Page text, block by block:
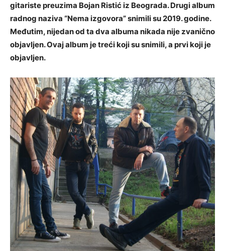
gitariste preuzima Bojan Ristić iz Beograda. Drugi album
radnog naziva “Nema izgovora” snimili su 2019. godine.
Međutim, nijedan od ta dva albuma nikada nije zvanično
objavljen. Ovaj album je treći koji su snimili, a prvi koji je
objavljen.